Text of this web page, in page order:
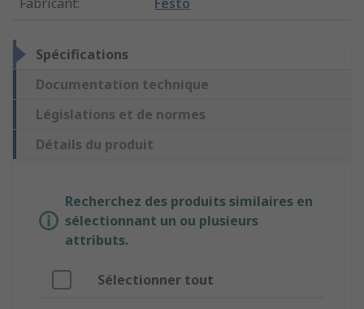
Fabricant: Festo
Spécifications
Documentation technique
Législations et de normes
Détails du produit
Recherchez des produits similaires en
sélectionnant un ou plusieurs
attributs.
Sélectionner tout